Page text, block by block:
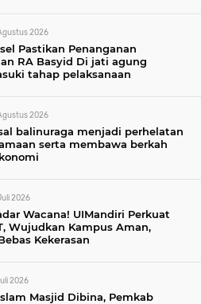
2026
Pastikan Penanganan
RA Basyid Di jati agung
tahap pelaksanaan
2026
balinuraga menjadi perhelatan
serta membawa berkah
2026
Wacana! UIMandiri Perkuat
Wujudkan Kampus Aman,
Kekerasan
2026
Masjid Dibina, Pemkab